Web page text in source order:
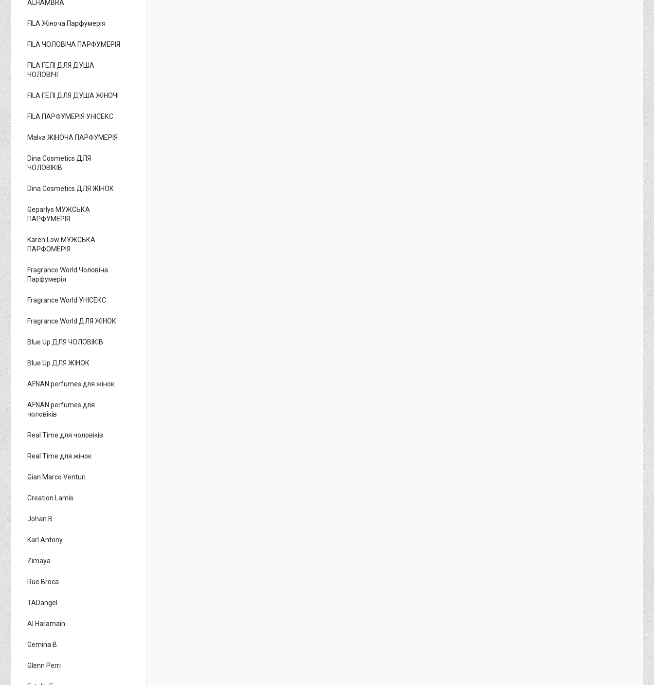
ALHAMBRA
FILA Жіноча Парфумерія
FILA ЧОЛОВІЧА ПАРФУМЕРІЯ
FILA ГЕЛІ ДЛЯ ДУША
ЧОЛОВІЧІ
FILA ГЕЛІ ДЛЯ ДУША ЖІНОЧІ
FILA ПАРФУМЕРІЯ УНІСЕКС
Malva ЖІНОЧА ПАРФУМЕРІЯ
Dina Cosmetics ДЛЯ
ЧОЛОВІКІВ
Dina Cosmetics ДЛЯ ЖІНОК
Geparlys МУЖСЬКА
ПАРФУМЕРІЯ
Karen Low МУЖСЬКА
ПАРФОМЕРІЯ
Fragrance World Чоловіча
Парфумерія
Fragrance World УНІСЕКС
Fragrance World ДЛЯ ЖІНОК
Blue Up ДЛЯ ЧОЛОВІКІВ
Blue Up ДЛЯ ЖІНОК
AFNAN perfumes для жінок
AFNAN perfumes для
чоловіків
Real Time для чоловіків
Real Time для жінок
Gian Marco Venturi
Creation Lamis
Johan B
Karl Antony
Zimaya
Rue Broca
TADangel
Al Haramain
Gemina B.
Glenn Perri